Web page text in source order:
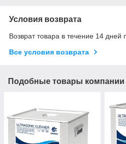
Условия возврата
Возврат товара в течение 14 дней
Все условия возврата
Подобные товары компании